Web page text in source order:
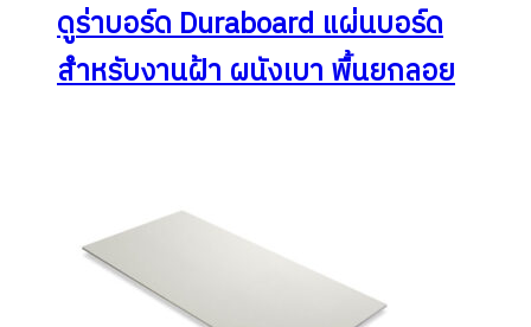
ดูร่าบอร์ด Duraboard แผ่นบอร์ด
สำหรับงานฝ้า ผนังเบา พื้นยกลอย